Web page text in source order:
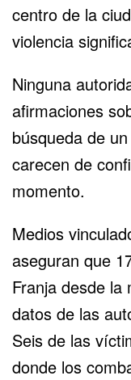
centro de la
violencia
Ninguna
afirmaciones
búsqueda de
carecen de
momento.
Medios
aseguran que
Franja desde la
datos de las
Seis de las
donde los